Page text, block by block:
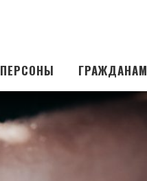
ПЕРСОНЫ ГРАЖДАНАМ